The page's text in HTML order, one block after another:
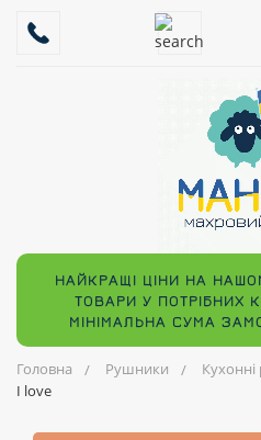
НАЙКРАЩІ ЦІНИ НА
ТОВАРИ У ПОТРІБНИХ
МІНІМАЛЬНА СУМА
Головна Рушники
I love